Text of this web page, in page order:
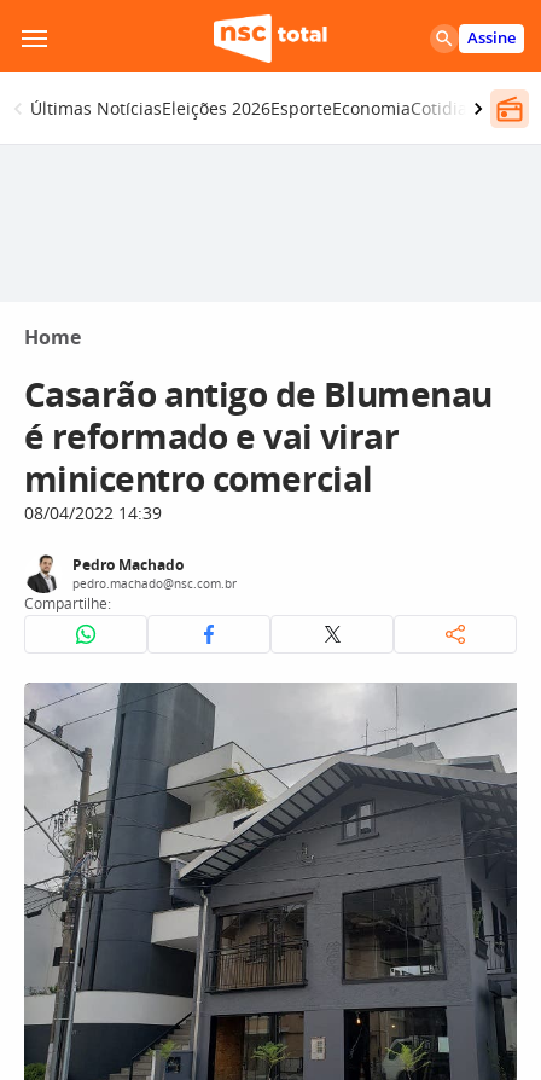
para
o
conteúdo
Assine
Últimas NotíciasEleições 2026EsporteEconomiaCotidiano
Home
Casarão antigo de Blumenau
é reformado e vai virar
minicentro comercial
08/04/2022 14:39
Pedro Machado
pedro.machado@nsc.com.br
Compartilhe: